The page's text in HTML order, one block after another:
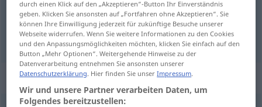
radiation Strahlung METEO ELEK PHYS
Beispielsätze für "Strahlung"
durch einen Klick auf den „Akzeptieren“-Button Ihr Einverständnis
geben. Klicken Sie ansonsten auf „Fortfahren ohne Akzeptieren“. Sie
können Ihre Einwilligung jederzeit für zukünftige Besuche unserer
Webseite widerrufen. Wenn Sie weitere Informationen zu den Cookies
und den Anpassungsmöglichkeiten möchten, klicken Sie einfach auf den
Button „Mehr Optionen“. Weitergehende Hinweise zu der
Datenverarbeitung entnehmen Sie ansonsten unserer
Datenschutzerklärung. Hier finden Sie unserImpressum.
Wir und unsere Partner verarbeiten Daten, um
Folgendes bereitzustellen: